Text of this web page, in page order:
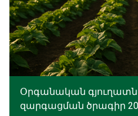
Օրգանական
զարգացման ծրագիր